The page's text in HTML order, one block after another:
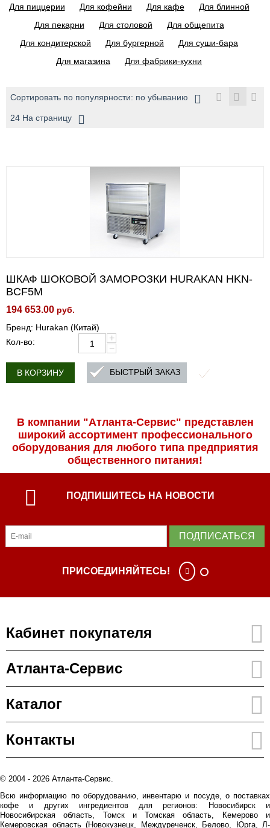
Для пиццерии
Для кофейни Для кафе
Для блинной
Для пекарни
Для столовой
Для общепита
Для кондитерской
Для бургерной
Для суши-бара
Для магазина
Для фабрики-кухни
Сортировать по популярности: по убыванию
24 На страницу
ШКАФ ШОКОВОЙ ЗАМОРОЗКИ HURAKAN HKN-
BCF5M
194 653.00 руб.
Бренд: Hurakan (Китай)
Кол-во:
+
−
В КОРЗИНУ БЫСТРЫЙ ЗАКАЗ
В компании "Атланта-Сервис" представлен
широкий ассортимент профессиональ­ного
оборудования для любого типа предприятия
общественного питания!
ПОДПИШИТЕСЬ НА НОВОСТИ
ПОДПИСАТЬСЯ
ПРИСОЕДИНЯЙТЕСЬ!
Кабинет покупателя
Атланта-Сервис
Каталог
Контакты
© 2004 - 2026 Атланта-Сервис.
Всю информацию по оборудованию, инвентарю и посуде, о поставках
кофе и других ингредиентов для регионов: Новосибирск и
Новосибирская область, Томск и Томская область, Кемерово и
Кемеровская область (Новокузнецк, Междуреченск, Белово, Юрга, Л-